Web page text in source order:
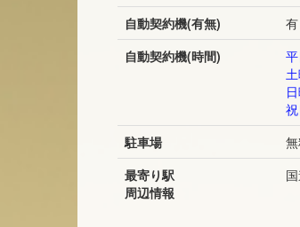
自動契約機(有無)
有
自動契約機(時間)
平
土
祝
駐車場
最寄り駅
周辺情報